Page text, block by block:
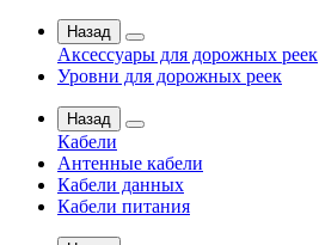
Назад
Аксессуары для дорожных реек
Уровни для дорожных реек
Назад
Кабели
Антенные кабели
Кабели данных
Кабели питания